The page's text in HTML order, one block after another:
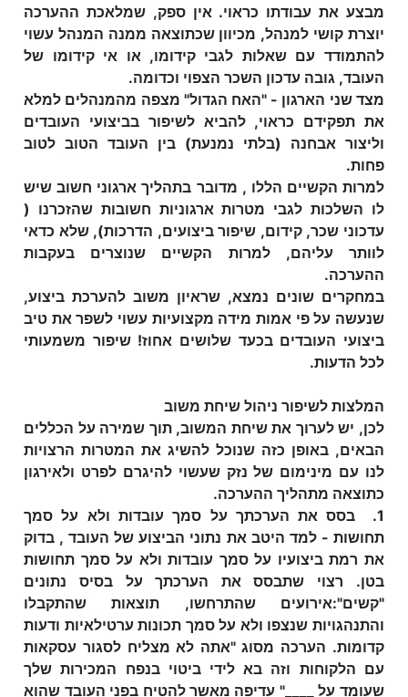
מבצע את עבודתו כראוי. אין ספק, שמלאכת ההערכה
יוצרת קושי למנהל, מכיוון שכתוצאה ממנה המנהל עשוי
להתמודד עם שאלות לגבי קידומו, או אי קידומו של
העובד, גובה עדכון השכר הצפוי וכדומה.
מצד שני הארגון - "האח הגדול" מצפה מהמנהלים למלא
את תפקידם כראוי, להביא לשיפור בביצועי העובדים
וליצור אבחנה (בלתי נמנעת) בין העובד הטוב לטוב
פחות.
למרות הקשיים הללו , מדובר בתהליך ארגוני חשוב שיש
לו השלכות לגבי מטרות ארגוניות חשובות שהזכרנו (
עדכוני שכר, קידום, שיפור ביצועים, הדרכות), שלא כדאי
לוותר עליהם, למרות הקשיים שנוצרים בעקבות
ההערכה.
במחקרים שונים נמצא, שראיון משוב להערכת ביצוע,
שנעשה על פי אמות מידה מקצועיות עשוי לשפר את טיב
ביצועי העובדים בכעד שלושים אחוז! שיפור משמעותי
לכל הדעות.
המלצות לשיפור ניהול שיחת משוב
לכן, יש לערוך את שיחת המשוב, תוך שמירה על הכללים
הבאים, באופן כזה שנוכל להשיג את המטרות הרצויות
לנו עם מינימום של נזק שעשוי להיגרם לפרט ולאירגון
כתוצאה מתהליך ההערכה.
1. בסס את הערכתך על סמך עובדות ולא על סמך
תחושות - למד היטב את נתוני הביצוע של העובד , בדוק
את רמת ביצועיו על סמך עובדות ולא על סמך תחושות
בטן. רצוי שתבסס את הערכתך על בסיס נתונים
"קשים":אירועים שהתרחשו, תוצאות שהתקבלו
והתנהגויות שנצפו ולא על סמך תכונות ערטילאיות ודעות
קדומות. הערכה מסוג "אתה לא מצליח לסגור עסקאות
עם הלקוחות וזה בא לידי ביטוי בנפח המכירות שלך
שעומד על ____" עדיפה מאשר להטיח בפני העובד שהוא